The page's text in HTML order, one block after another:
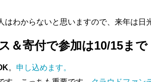
わからないと思いますので、来年は日
＆寄付で参加は10/15まで
。 申し込めます。